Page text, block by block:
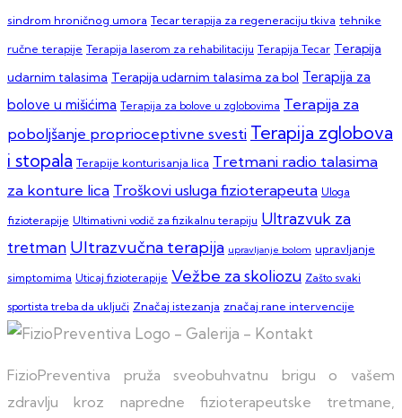
sindrom hroničnog umora Tecar terapija za regeneraciju tkiva tehnike
ručne terapije Terapija laserom za rehabilitaciju Terapija Tecar Terapija
udarnim talasima Terapija udarnim talasima za bol Terapija za
bolove u mišićima Terapija za bolove u zglobovima Terapija za
poboljšanje proprioceptivne svesti Terapija zglobova
i stopala Terapije konturisanja lica Tretmani radio talasima
za konture lica Troškovi usluga fizioterapeuta Uloga
fizioterapije Ultimativni vodič za fizikalnu terapiju Ultrazvuk za
tretman Ultrazvučna terapija upravljanje bolom upravljanje
simptomima Uticaj fizioterapije Vežbe za skoliozu Zašto svaki
sportista treba da uključi Značaj istezanja značaj rane intervencije
FizioPreventiva pruža sveobuhvatnu brigu o vašem
zdravlju kroz napredne fizioterapeutske tretmane,